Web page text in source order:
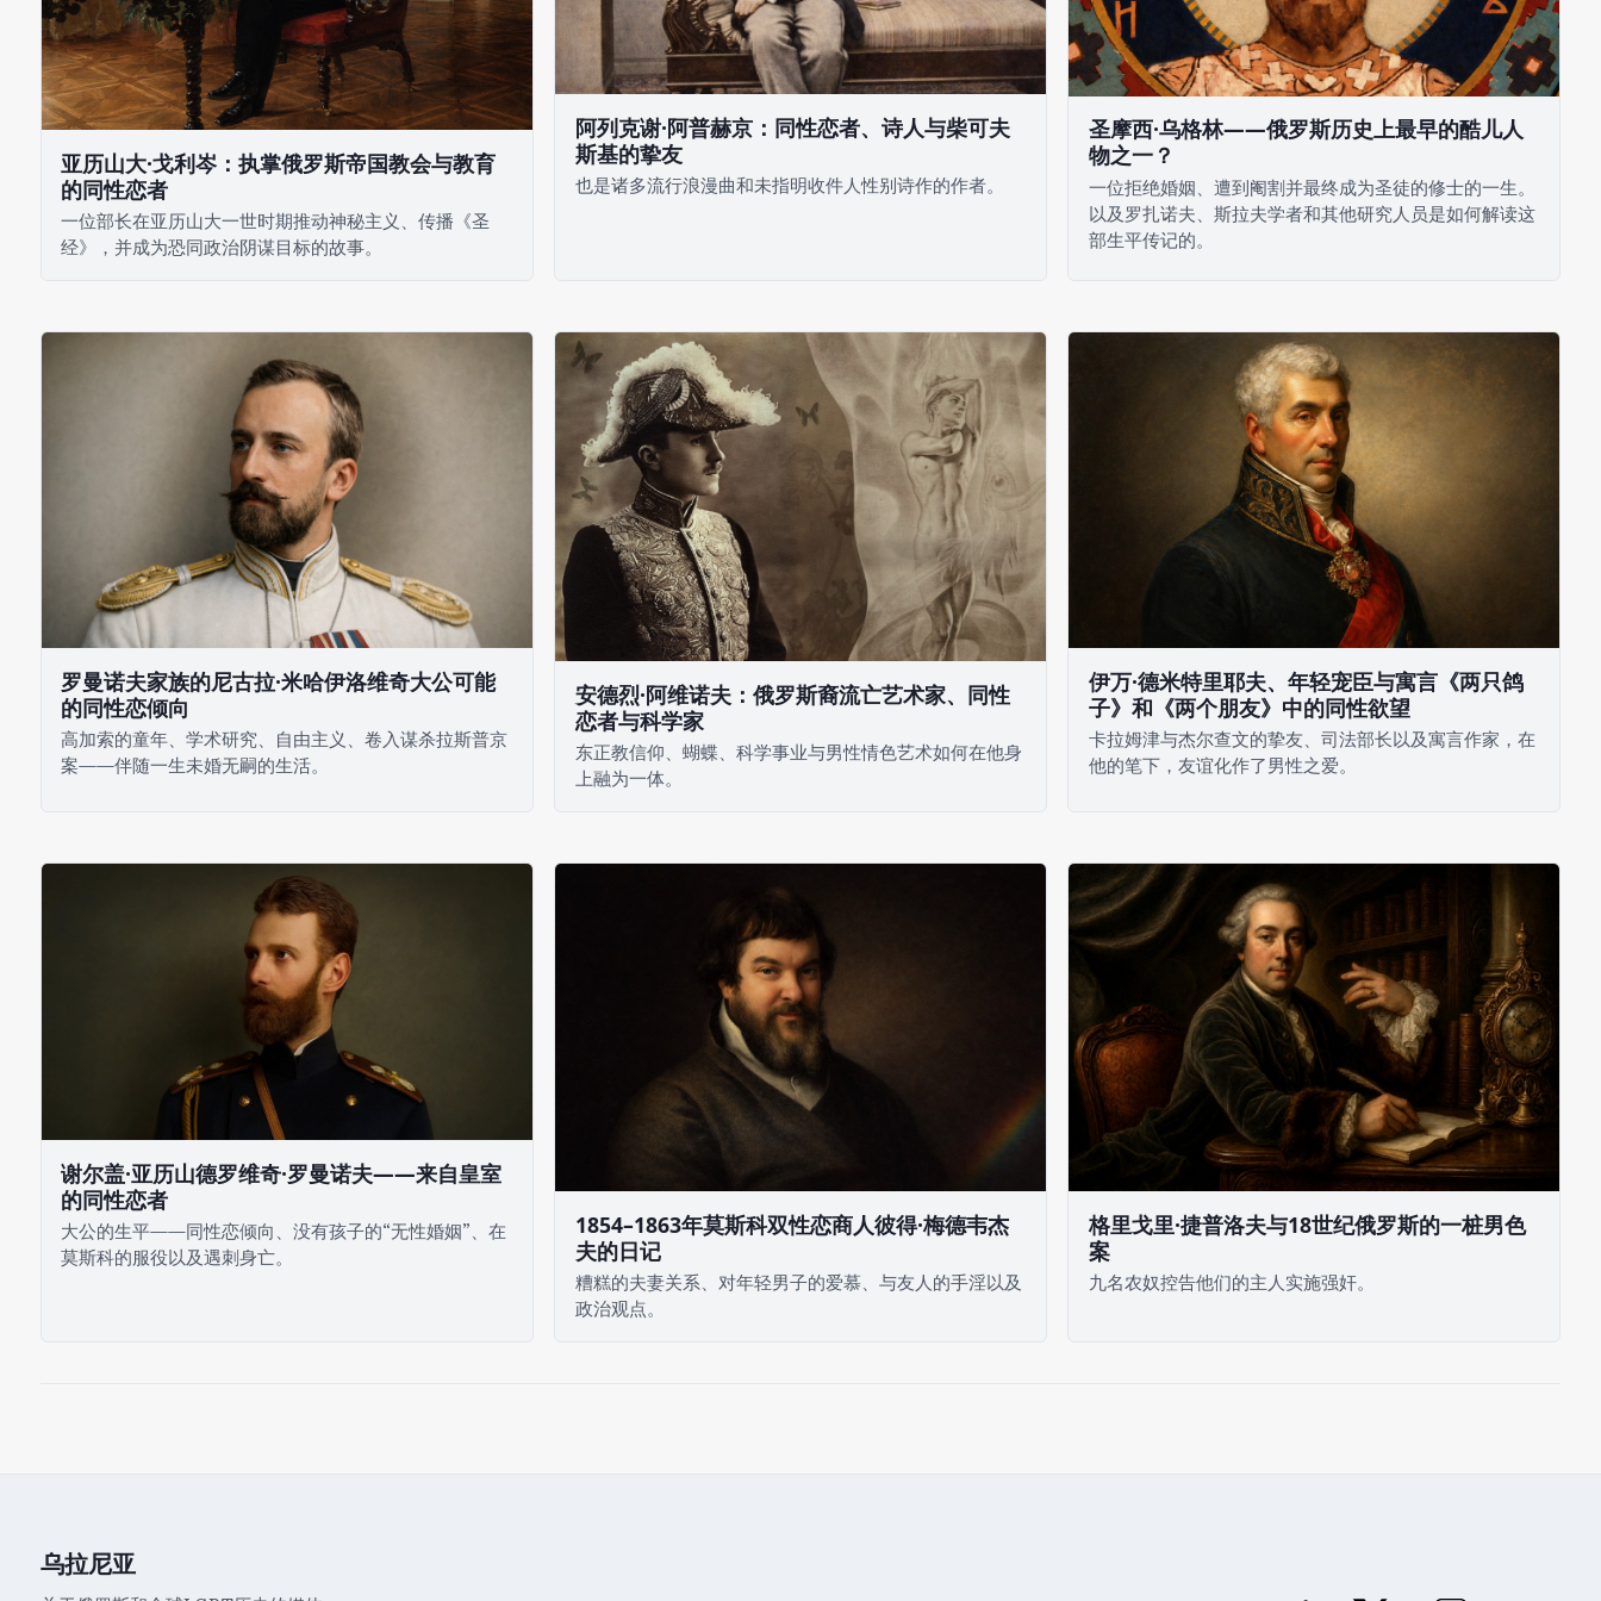
亚历山大·戈利岑：执掌俄罗斯帝国教会与教育
的同性恋者
一位部长在亚历山大一世时期推动神秘主义、传播《圣
经》，并成为恐同政治阴谋目标的故事。
阿列克谢·阿普赫京：同性恋者、诗人与柴可夫
斯基的挚友
也是诸多流行浪漫曲和未指明收件人性别诗作的作者。
圣摩西·乌格林——俄罗斯历史上最早的酷儿人
物之一？
一位拒绝婚姻、遭到阉割并最终成为圣徒的修士的一生。
以及罗扎诺夫、斯拉夫学者和其他研究人员是如何解读这
部生平传记的。
罗曼诺夫家族的尼古拉·米哈伊洛维奇大公可能
的同性恋倾向
高加索的童年、学术研究、自由主义、卷入谋杀拉斯普京
案——伴随一生未婚无嗣的生活。
安德烈·阿维诺夫：俄罗斯裔流亡艺术家、同性
恋者与科学家
东正教信仰、蝴蝶、科学事业与男性情色艺术如何在他身
上融为一体。
伊万·德米特里耶夫、年轻宠臣与寓言《两只鸽
子》和《两个朋友》中的同性欲望
卡拉姆津与杰尔查文的挚友、司法部长以及寓言作家，在
他的笔下，友谊化作了男性之爱。
谢尔盖·亚历山德罗维奇·罗曼诺夫——来自皇室
的同性恋者
大公的生平——同性恋倾向、没有孩子的“无性婚姻”、在
莫斯科的服役以及遇刺身亡。
1854–1863年莫斯科双性恋商人彼得·梅德韦杰
夫的日记
糟糕的夫妻关系、对年轻男子的爱慕、与友人的手淫以及
政治观点。
格里戈里·捷普洛夫与18世纪俄罗斯的一桩男色
案
九名农奴控告他们的主人实施强奸。
乌拉尼亚